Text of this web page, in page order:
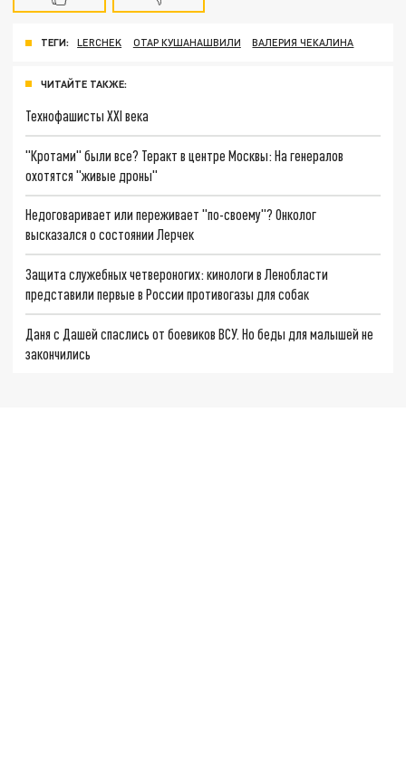
ТЕГИ: LERCHEK ОТАР КУШАНАШВИЛИ ВАЛЕРИЯ ЧЕКАЛИНА
ЧИТАЙТЕ ТАКЖЕ:
Технофашисты XXI века
"Кротами" были все? Теракт в центре Москвы: На генералов
охотятся "живые дроны"
Недоговаривает или переживает "по-своему"? Онколог
высказался о состоянии Лерчек
Защита служебных четвероногих: кинологи в Ленобласти
представили первые в России противогазы для собак
Даня с Дашей спаслись от боевиков ВСУ. Но беды для малышей не
закончились